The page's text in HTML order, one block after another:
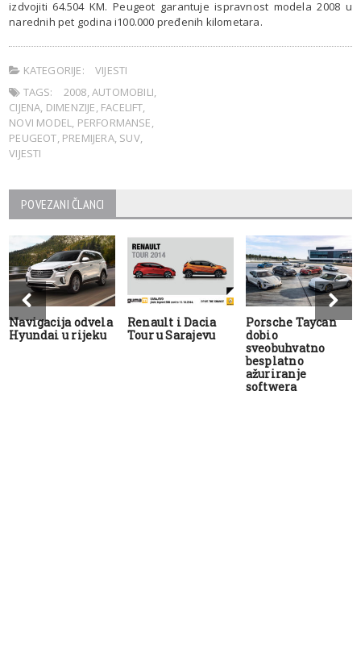
izdvojiti 64.504 KM. Peugeot garantuje ispravnost modela 2008 u
narednih pet godina i100.000 pređenih kilometara.
KATEGORIJE:
VIJESTI
TAGS:
2008,AUTOMOBILI,
CIJENA, DIMENZIJE, FACELIFT,
NOVI MODEL, PERFORMANSE,
PEUGEOT, PREMIJERA, SUV,
VIJESTI
POVEZANI ČLANCI
Navigacija odvela
Hyundai u rijeku
Renault i Dacia
Tour u Sarajevu
Porsche Taycan
dobio
sveobuhvatno
besplatno
ažuriranje
softwera